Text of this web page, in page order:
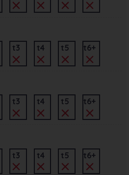
t3 t4 t5 t6+
t3 t4 t5 t6+
t3 t4 t5 t6+